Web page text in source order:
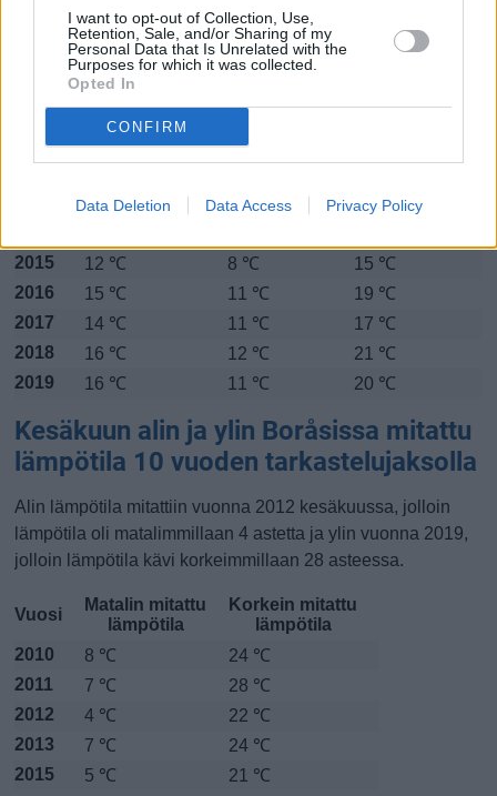
I want to opt-out of Collection, Use,
Retention, Sale, and/or Sharing of my
Personal Data that Is Unrelated with the
Purposes for which it was collected.
Opted In
CONFIRM
Data Deletion Data Access Privacy Policy
Mikä on Boråsin tavanomainen lämpötila kesäkuussa.
Vuorokauden
keskilämpötila
Alin
keskimäärin
keskimäärin
2010
14 ℃ 11 ℃
12 ℃ 8 ℃
15 ℃
2015
12 ℃ 8 ℃
15 ℃
2016
15 ℃ 11 ℃
19 ℃
2017
14 ℃ 11 ℃
17 ℃
2018
16 ℃ 12 ℃
21 ℃
2019
16 ℃ 11 ℃ 20 ℃
Kesäkuun alin ja ylin Boråsissa mitattu
lämpötila 10 vuoden tarkastelujaksolla
Alin lämpötila mitattiin vuonna 2012 kesäkuussa, jolloin
lämpötila oli matalimmillaan 4 astetta ja ylin vuonna 2019,
jolloin lämpötila kävi korkeimmillaan 28 asteessa.
Vuosi
Matalin mitattu
lämpötila
Korkein mitattu
lämpötila
2010
8 ℃
24 ℃
2011
7 ℃
28 ℃
2012
4 ℃
22 ℃
2013
7 ℃
24 ℃
2015
5 ℃
21 ℃